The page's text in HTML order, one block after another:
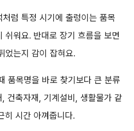
럼 특정 시기에 출렁이는 품목
쉬워요. 반대로 장기 흐름을 보면
었는지 감이 잡혀요.
품목명을 바로 찾기보다 큰 분류
건축자재, 기계설비, 생활물가 같
히 시간 아껴줍니다.